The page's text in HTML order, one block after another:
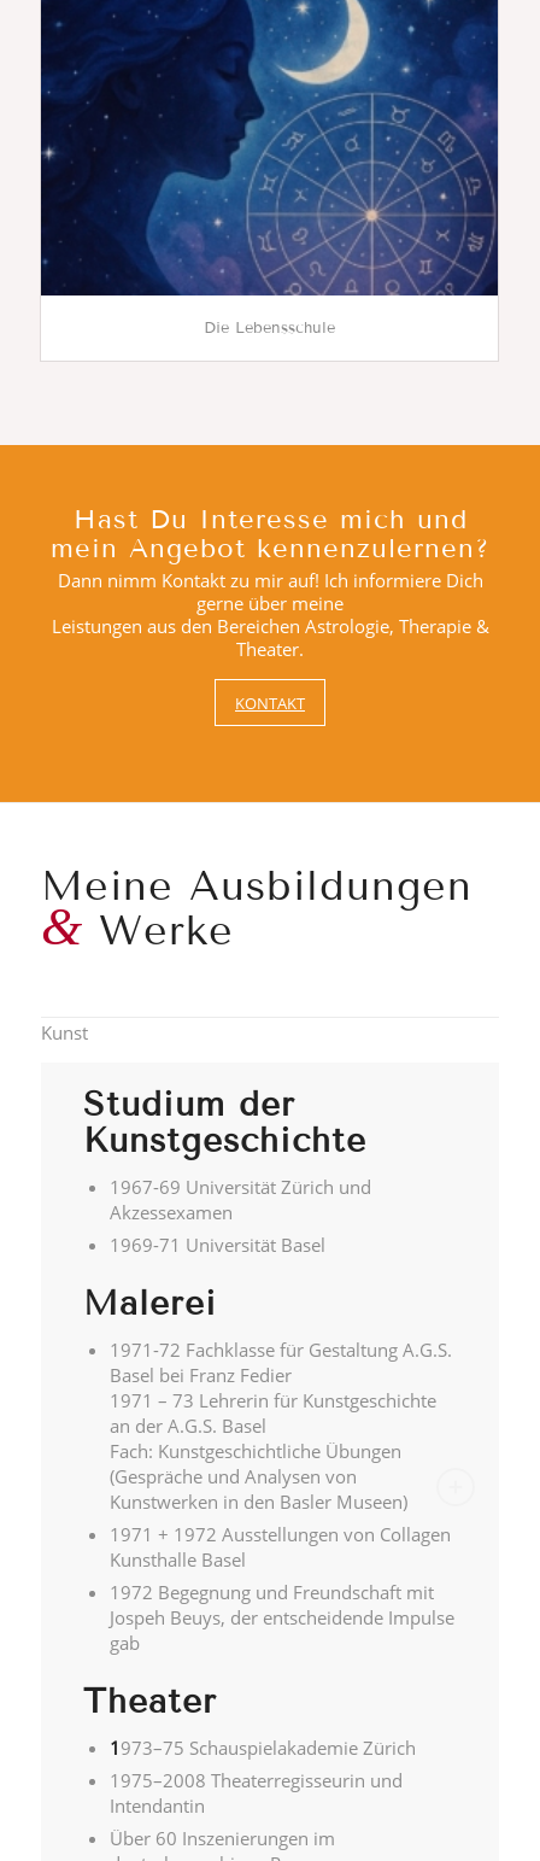
Die Lebensschule
Hast Du Interesse mich und
mein Angebot kennenzulernen?
Dann nimm Kontakt zu mir auf! Ich informiere Dich
gerne über meine
Leistungen aus den Bereichen Astrologie, Therapie &
Theater.
KONTAKT
Meine Ausbildungen
& Werke
Kunst
Studium der
Kunstgeschichte
1967-69 Universität Zürich und
Akzessexamen
1969-71 Universität Basel
Malerei
1971-72 Fachklasse für Gestaltung A.G.S.
Basel bei Franz Fedier
1971 – 73 Lehrerin für Kunstgeschichte
an der A.G.S. Basel
Fach: Kunstgeschichtliche Übungen
(Gespräche und Analysen von
Kunstwerken in den Basler Museen)
1971 + 1972 Ausstellungen von Collagen
Kunsthalle Basel
1972 Begegnung und Freundschaft mit
Jospeh Beuys, der entscheidende Impulse
gab
Theater
1 973–75 Schauspielakademie Zürich
1975–2008 Theaterregisseurin und
Intendantin
Über 60 Inszenierungen im